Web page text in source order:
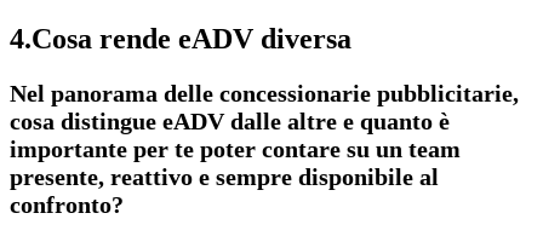
4.Cosa rende eADV diversa
Nel panorama delle concessionarie pubblicitarie,
cosa distingue eADV dalle altre e quanto è
importante per te poter contare su un team
presente, reattivo e sempre disponibile al
confronto?